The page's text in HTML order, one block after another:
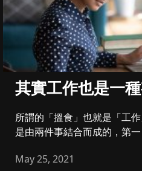
其實工作也是一
所謂的「搵食」也就是「工
是由兩件事結合而成的，第
May 25, 2021